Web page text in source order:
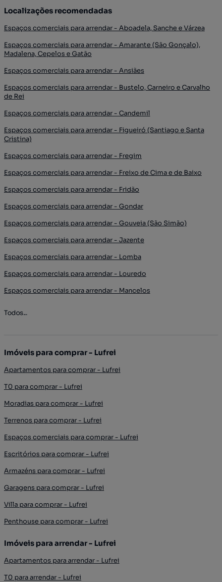
Localizações recomendadas
Espaços comerciais para arrendar - Aboadela, Sanche e Várzea
Espaços comerciais para arrendar - Amarante (São Gonçalo),
Madalena, Cepelos e Gatão
Espaços comerciais para arrendar - Ansiães
Espaços comerciais para arrendar - Bustelo, Carneiro e Carvalho
de Rei
Espaços comerciais para arrendar - Candemil
Espaços comerciais para arrendar - Figueiró (Santiago e Santa
Cristina)
Espaços comerciais para arrendar - Fregim
Espaços comerciais para arrendar - Freixo de Cima e de Baixo
Espaços comerciais para arrendar - Fridão
Espaços comerciais para arrendar - Gondar
Espaços comerciais para arrendar - Gouveia (São Simão)
Espaços comerciais para arrendar - Jazente
Espaços comerciais para arrendar - Lomba
Espaços comerciais para arrendar - Louredo
Espaços comerciais para arrendar - Mancelos
Todos...
Imóveis para comprar - Lufrei
Apartamentos para comprar - Lufrei
T0 para comprar - Lufrei
Moradias para comprar - Lufrei
Terrenos para comprar - Lufrei
Espaços comerciais para comprar - Lufrei
Escritórios para comprar - Lufrei
Armazéns para comprar - Lufrei
Garagens para comprar - Lufrei
Villa para comprar - Lufrei
Penthouse para comprar - Lufrei
Imóveis para arrendar - Lufrei
Apartamentos para arrendar - Lufrei
T0 para arrendar - Lufrei